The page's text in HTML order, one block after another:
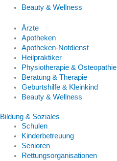
Beauty & Wellness
Ärzte
Apotheken
Apotheken-Notdienst
Heilpraktiker
Physiotherapie & Osteopathie
Beratung & Therapie
Geburtshilfe & Kleinkind
Beauty & Wellness
Bildung & Soziales
Schulen
Kinderbetreuung
Senioren
Rettungsorganisationen